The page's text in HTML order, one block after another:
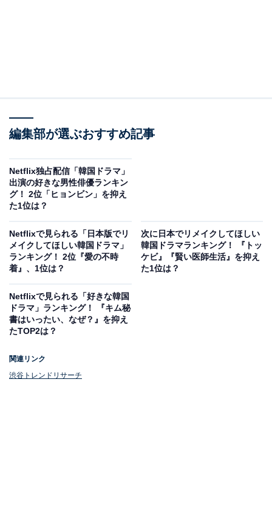
題になりました。
韓国では「tvN」が2019年12月から2020年2月にかけて
放送し、日本ではNetflixが2020年2月から配信をスター
トさせています。Netflixの配信は世界190カ国におよび、
日本や韓国だけでなく、世界中で大ヒットしました。
編集部が選ぶおすすめ記事
Netflix独占配信「韓国ドラマ」
出演の好きな男性俳優ランキン
グ！ 2位「ヒョンビン」を抑え
た1位は？
Netflixで見られる「日本版でリ
メイクしてほしい韓国ドラマ」
ランキング！ 2位『愛の不時
着』、1位は？
次に日本でリメイクしてほしい
韓国ドラマランキング！ 『トッ
ケビ』『賢い医師生活』を抑え
た1位は？
Netflixで見られる「好きな韓国
ドラマ」ランキング！ 『キム秘
書はいったい、なぜ？』を抑え
たTOP2は？
関連リンク
渋谷トレンドリサーチ